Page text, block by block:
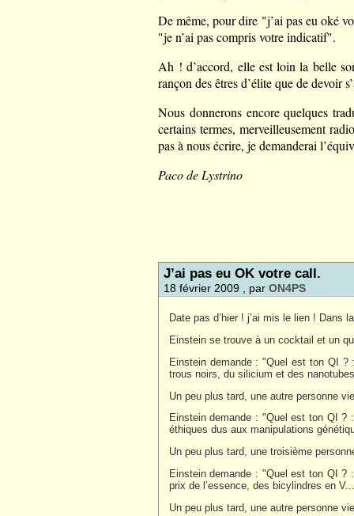
De même, pour dire "j’ai pas eu oké
"je n’ai pas compris votre indicatif".
Ah ! d’accord, elle est loin la belle
rançon des êtres d’élite que de devoir
Nous donnerons encore quelques
certains termes, merveilleusement
pas à nous écrire, je demanderai
Paco de Lystrino
J’ai pas eu OK votre call.
18 février 2009 , par ON4PS
Date pas d’hier ! j’ai mis le lien ! Dans
Einstein se trouve à un cocktail et un
Einstein demande : "Quel est ton QI ?
trous noirs, du silicium et des
Un peu plus tard, une autre personne
Einstein demande : "Quel est ton QI ?
éthiques dus aux manipulations
Un peu plus tard, une troisième
Einstein demande : "Quel est ton QI ?
prix de l’essence, des bicylindres en V...
Un peu plus tard, une autre personne